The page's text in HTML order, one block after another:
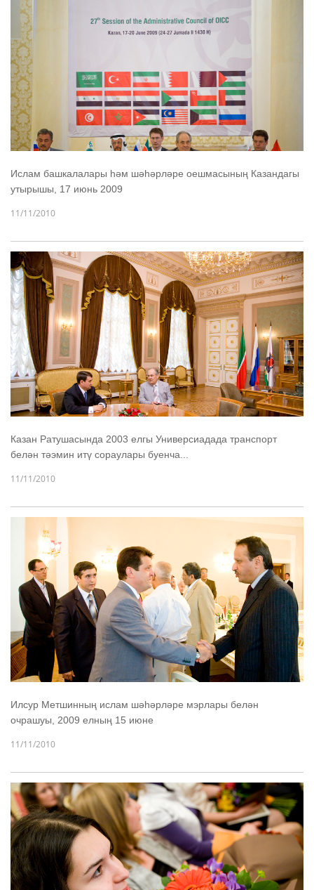
Ислам башкалалары һәм шәһәрләре оешмасының Казандагы
утырышы, 17 июнь 2009
11/11/2010
Казан Ратушасында 2003 елгы Универсиадада транспорт
белән тәэмин итү сораулары буенча...
11/11/2010
Илсур Метшинның ислам шәһәрләре мэрлары белән
очрашуы, 2009 елның 15 июне
11/11/2010